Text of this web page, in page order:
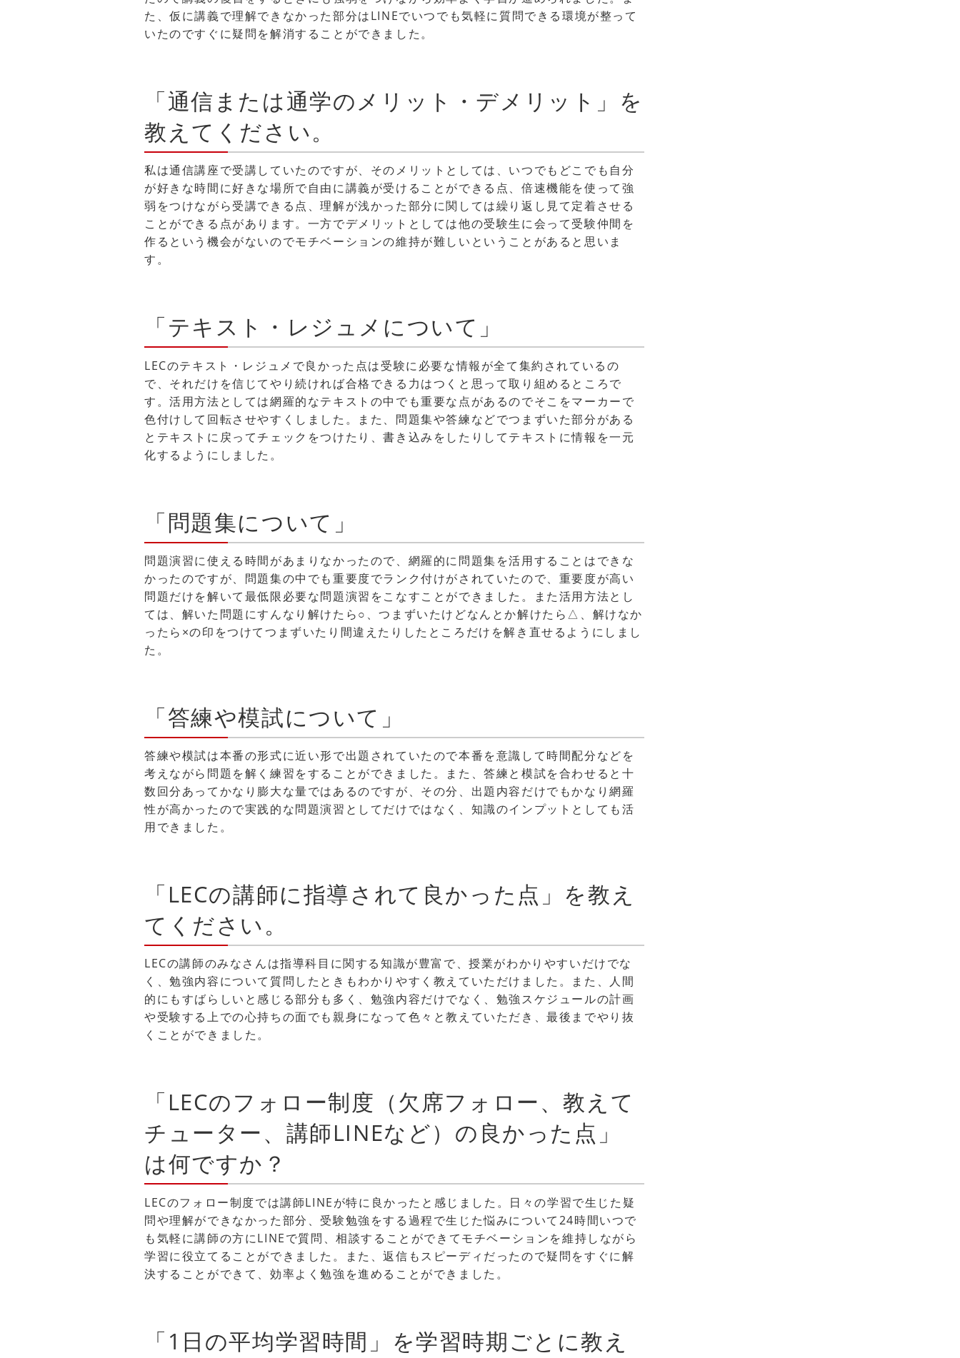
た、仮に講義で理解できなかった部分はLINEでいつでも気軽に質問できる環境が整って
いたのですぐに疑問を解消することができました。
「通信または通学のメリット・デメリット」を
教えてください。
私は通信講座で受講していたのですが、そのメリットとしては、いつでもどこでも自分
が好きな時間に好きな場所で自由に講義が受けることができる点、倍速機能を使って強
弱をつけながら受講できる点、理解が浅かった部分に関しては繰り返し見て定着させる
ことができる点があります。一方でデメリットとしては他の受験生に会って受験仲間を
作るという機会がないのでモチベーションの維持が難しいということがあると思いま
す。
「テキスト・レジュメについて」
LECのテキスト・レジュメで良かった点は受験に必要な情報が全て集約されているの
で、それだけを信じてやり続ければ合格できる力はつくと思って取り組めるところで
す。活用方法としては網羅的なテキストの中でも重要な点があるのでそこをマーカーで
色付けして回転させやすくしました。また、問題集や答練などでつまずいた部分がある
とテキストに戻ってチェックをつけたり、書き込みをしたりしてテキストに情報を一元
化するようにしました。
「問題集について」
問題演習に使える時間があまりなかったので、網羅的に問題集を活用することはできな
かったのですが、問題集の中でも重要度でランク付けがされていたので、重要度が高い
問題だけを解いて最低限必要な問題演習をこなすことができました。また活用方法とし
ては、解いた問題にすんなり解けたら○、つまずいたけどなんとか解けたら△、解けなか
ったら×の印をつけてつまずいたり間違えたりしたところだけを解き直せるようにしまし
た。
「答練や模試について」
答練や模試は本番の形式に近い形で出題されていたので本番を意識して時間配分などを
考えながら問題を解く練習をすることができました。また、答練と模試を合わせると十
数回分あってかなり膨大な量ではあるのですが、その分、出題内容だけでもかなり網羅
性が高かったので実践的な問題演習としてだけではなく、知識のインプットとしても活
用できました。
「LECの講師に指導されて良かった点」を教え
てください。
LECの講師のみなさんは指導科目に関する知識が豊富で、授業がわかりやすいだけでな
く、勉強内容について質問したときもわかりやすく教えていただけました。また、人間
的にもすばらしいと感じる部分も多く、勉強内容だけでなく、勉強スケジュールの計画
や受験する上での心持ちの面でも親身になって色々と教えていただき、最後までやり抜
くことができました。
「LECのフォロー制度（欠席フォロー、教えて
チューター、講師LINEなど）の良かった点」
は何ですか？
LECのフォロー制度では講師LINEが特に良かったと感じました。日々の学習で生じた疑
問や理解ができなかった部分、受験勉強をする過程で生じた悩みについて24時間いつで
も気軽に講師の方にLINEで質問、相談することができてモチベーションを維持しながら
学習に役立てることができました。また、返信もスピーディだったので疑問をすぐに解
決することができて、効率よく勉強を進めることができました。
「1日の平均学習時間」を学習時期ごとに教え